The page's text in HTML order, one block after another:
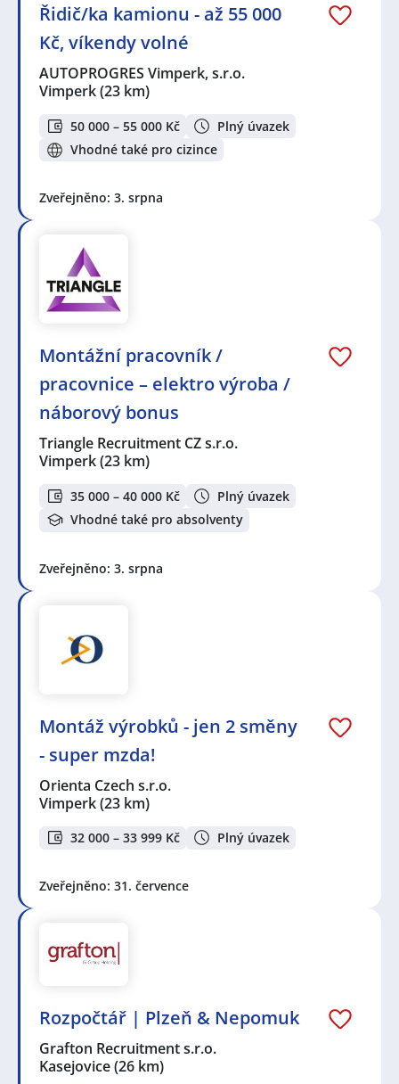
Řidič/ka kamionu - až 55 000
Kč, víkendy volné
AUTOPROGRES Vimperk, s.r.o.
Vimperk(23 km)
50 000 – 55 000 Kč
Plný úvazek
Vhodné také pro cizince
Zveřejněno: 3. srpna
Montážní pracovník /
pracovnice – elektro výroba /
náborový bonus
Triangle Recruitment CZ s.r.o.
Vimperk(23 km)
35 000 – 40 000 Kč
Plný úvazek
Vhodné také pro absolventy
Zveřejněno: 3. srpna
Montáž výrobků - jen 2 směny
- super mzda!
Orienta Czech s.r.o.
Vimperk(23 km)
32 000 – 33 999 Kč Plný úvazek
Zveřejněno: 31. července
Rozpočtář | Plzeň & Nepomuk
Grafton Recruitment s.r.o.
Kasejovice(26 km)